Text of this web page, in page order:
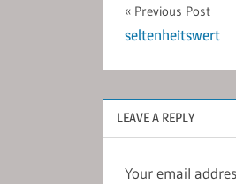
Post
navigation
Previous Post
seltenheitswert
LEAVE A REPLY
Your email